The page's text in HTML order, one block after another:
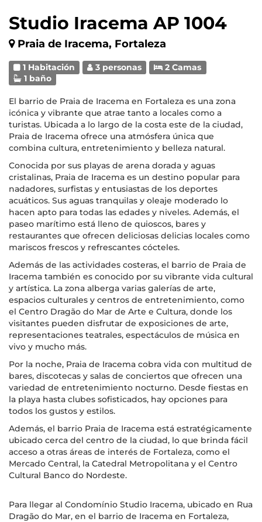
Studio Iracema AP 1004
Praia de Iracema, Fortaleza
1 Habitación 3 personas
2 Camas
1 baño
El barrio de Praia de Iracema en Fortaleza es una zona
icónica y vibrante que atrae tanto a locales como a
turistas. Ubicada a lo largo de la costa este de la ciudad,
Praia de Iracema ofrece una atmósfera única que
combina cultura, entretenimiento y belleza natural.
Conocida por sus playas de arena dorada y aguas
cristalinas, Praia de Iracema es un destino popular para
nadadores, surfistas y entusiastas de los deportes
acuáticos. Sus aguas tranquilas y oleaje moderado lo
hacen apto para todas las edades y niveles. Además, el
paseo marítimo está lleno de quioscos, bares y
restaurantes que ofrecen deliciosas delicias locales como
mariscos frescos y refrescantes cócteles.
Además de las actividades costeras, el barrio de Praia de
Iracema también es conocido por su vibrante vida cultural
y artística. La zona alberga varias galerías de arte,
espacios culturales y centros de entretenimiento, como
el Centro Dragão do Mar de Arte e Cultura, donde los
visitantes pueden disfrutar de exposiciones de arte,
representaciones teatrales, espectáculos de música en
vivo y mucho más.
Por la noche, Praia de Iracema cobra vida con multitud de
bares, discotecas y salas de conciertos que ofrecen una
variedad de entretenimiento nocturno. Desde fiestas en
la playa hasta clubes sofisticados, hay opciones para
todos los gustos y estilos.
Además, el barrio Praia de Iracema está estratégicamente
ubicado cerca del centro de la ciudad, lo que brinda fácil
acceso a otras áreas de interés de Fortaleza, como el
Mercado Central, la Catedral Metropolitana y el Centro
Cultural Banco do Nordeste.
Para llegar al Condomínio Studio Iracema, ubicado en Rua
Dragão do Mar, en el barrio de Iracema en Fortaleza,